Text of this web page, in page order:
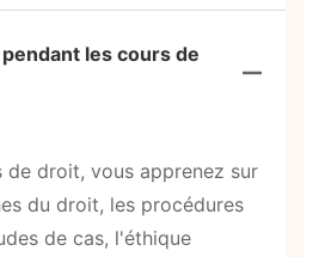
les cours de
de droit, vous apprenez sur
du droit, les procédures
de cas, l'éthique